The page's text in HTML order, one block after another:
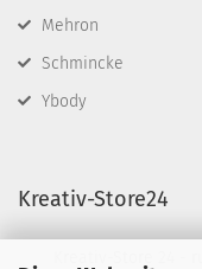
Mehron
Schmincke
Ybody
Kreativ-Store24